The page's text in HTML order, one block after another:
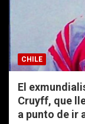
CHILE
El
Cruyff, que
a punto de ir